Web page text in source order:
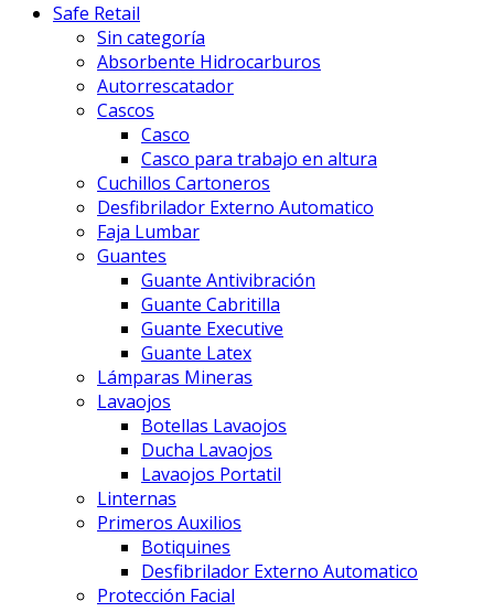
Safe Retail
Sin categoría
Absorbente Hidrocarburos
Autorrescatador
Cascos
Casco
Casco para trabajo en altura
Cuchillos Cartoneros
Desfibrilador Externo Automatico
Faja Lumbar
Guantes
Guante Antivibración
Guante Cabritilla
Guante Executive
Guante Latex
Lámparas Mineras
Lavaojos
Botellas Lavaojos
Ducha Lavaojos
Lavaojos Portatil
Linternas
Primeros Auxilios
Botiquines
Desfibrilador Externo Automatico
Protección Facial